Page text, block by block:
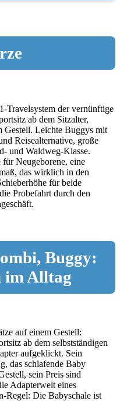
Travelsystem der vernünftige
ab dem Sitzalter,
Gestell. Leichte Buggys mit
Reisealternative, große
und Waldweg-Klasse.
Neugeborene, eine
das wirklich in den
für beide
Probefahrt durch den
Buggy:
im Alltag
auf einem Gestell:
ab dem selbstständigen
aufgeklickt. Sein
das schlafende Baby
sein Preis sind
Adapterwelt eines
Regel: Die Babyschale ist